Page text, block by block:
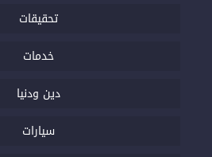
تحقيقات
خدمات
دين ودنيا
سيارات